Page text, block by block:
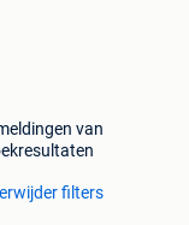
van
filters